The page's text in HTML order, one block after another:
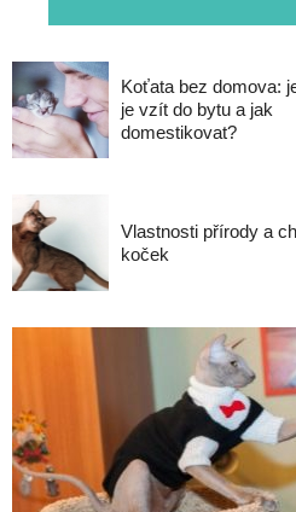
Koťata bez domova:
je vzít do bytu a jak
domestikovat?
Vlastnosti přírody a
koček